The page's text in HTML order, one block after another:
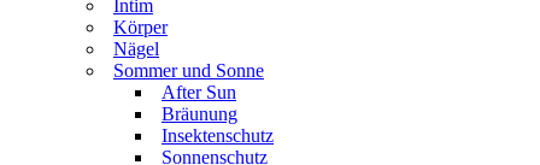
Intim
Körper
Nägel
Sommer und Sonne
After Sun
Bräunung
Insektenschutz
Sonnenschutz